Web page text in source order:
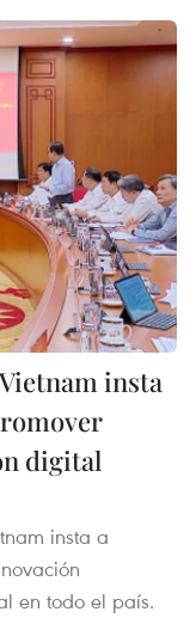
insta
digital
insta a
en todo el país.